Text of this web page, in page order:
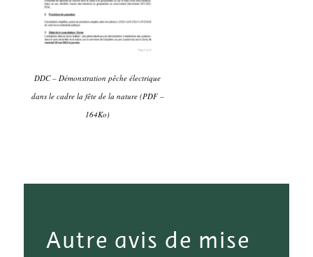
DDC – Démonstration pêche électrique
dans le cadre la fête de la nature (PDF –
164Ko)
Autre avis de mise